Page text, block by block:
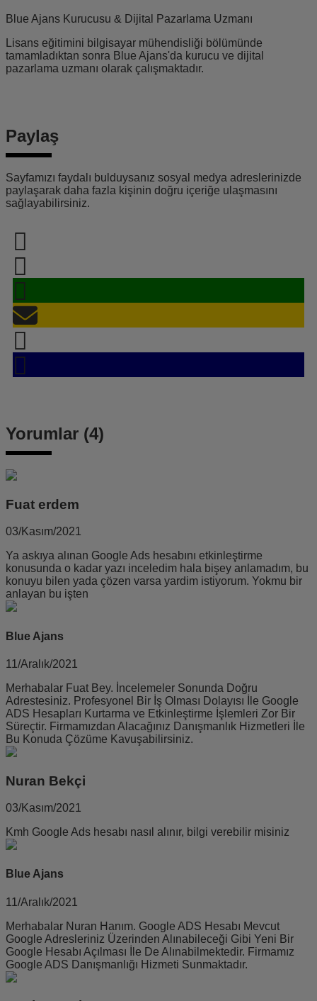
Blue Ajans Kurucusu & Dijital Pazarlama Uzmanı
Lisans eğitimini bilgisayar mühendisliği bölümünde
tamamladıktan sonra Blue Ajans'da kurucu ve dijital
pazarlama uzmanı olarak çalışmaktadır.
Paylaş
Sayfamızı faydalı bulduysanız sosyal medya adreslerinizde
paylaşarak daha fazla kişinin doğru içeriğe ulaşmasını
sağlayabilirsiniz.
Yorumlar (4)
Fuat erdem
03/Kasım/2021
Ya askıya alınan Google Ads hesabını etkinleştirme
konusunda o kadar yazı inceledim hala bişey anlamadım, bu
konuyu bilen yada çözen varsa yardim istiyorum. Yokmu bir
anlayan bu işten
Blue Ajans
11/Aralık/2021
Merhabalar Fuat Bey. İncelemeler Sonunda Doğru
Adrestesiniz. Profesyonel Bir İş Olması Dolayısı İle Google
ADS Hesapları Kurtarma ve Etkinleştirme İşlemleri Zor Bir
Süreçtir. Firmamızdan Alacağınız Danışmanlık Hizmetleri İle
Bu Konuda Çözüme Kavuşabilirsiniz.
Nuran Bekçi
03/Kasım/2021
Kmh Google Ads hesabı nasıl alınır, bilgi verebilir misiniz
Blue Ajans
11/Aralık/2021
Merhabalar Nuran Hanım. Google ADS Hesabı Mevcut
Google Adresleriniz Üzerinden Alınabileceği Gibi Yeni Bir
Google Hesabı Açılması İle De Alınabilmektedir. Firmamız
Google ADS Danışmanlığı Hizmeti Sunmaktadır.